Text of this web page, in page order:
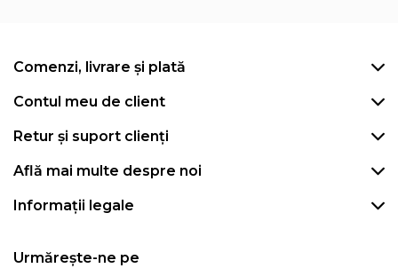
Comenzi, livrare și plată
Contul meu de client
Retur și suport clienți
Află mai multe despre noi
Informații legale
Urmărește-ne pe